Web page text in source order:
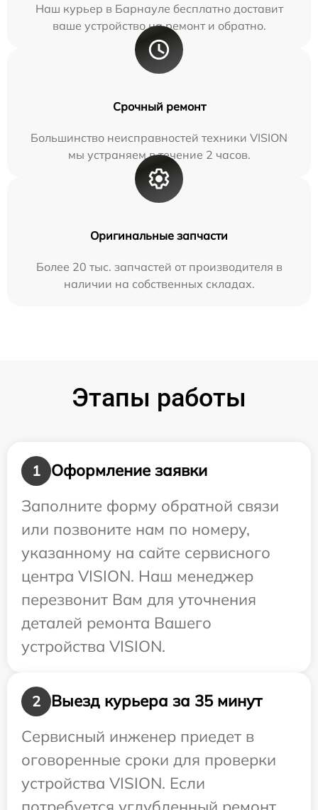
Наш курьер в Барнауле бесплатно доставит
ваше устройство на ремонт и обратно.
Срочный ремонт
Большинство неисправностей техники VISION
мы устраняем в течение 2 часов.
Оригинальные запчасти
Более 20 тыс. запчастей от производителя в
наличии на собственных складах.
Этапы работы
1
Оформление заявки
Заполните форму обратной связи
или позвоните нам по номеру,
указанному на сайте сервисного
центра VISION. Наш менеджер
перезвонит Вам для уточнения
деталей ремонта Вашего
устройства VISION.
2
Выезд курьера за 35 минут
Сервисный инженер приедет в
оговоренные сроки для проверки
устройства VISION. Если